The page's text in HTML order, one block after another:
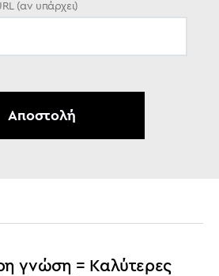
(αν υπάρχει)
γνώση = Καλύτερες